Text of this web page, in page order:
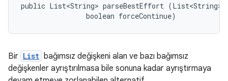
public List<String> parseBestEffort
                boolean forceContinue)
Bir List bağımsız değişkeni alan ve bazı bağımsız
değişkenler ayrıştırılmasa bile sonuna kadar ayrıştırmaya